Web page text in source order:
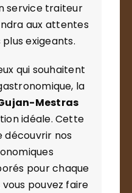
service traiteur
aux attentes
exigeants.
qui souhaitent
la
Mestras
idéale. Cette
nos
pour chaque
pouvez faire